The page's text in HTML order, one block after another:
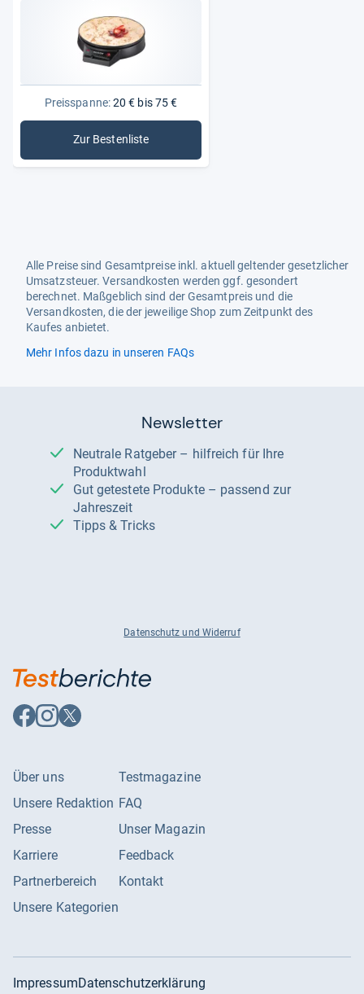
Preisspanne:20 € bis 75 €
Zur Bestenliste
: Crêpes-Maker
Alle Preise sind Gesamtpreise inkl. aktuell geltender gesetzlicher
Umsatzsteuer. Versandkosten werden ggf. gesondert
berechnet. Maßgeblich sind der Gesamtpreis und die
Versandkosten, die der jeweilige Shop zum Zeitpunkt des
Kaufes anbietet.
Mehr Infos dazu in unseren FAQs
Newsletter
Neutrale Ratgeber – hilfreich für Ihre
Produktwahl
Gut getestete Produkte – passend zur
Jahreszeit
Tipps & Tricks
Datenschutz und Widerruf
Auf
Facebook
Auf
Instagram
Auf
X
Über uns
Unsere Redaktion
Presse
Karriere
Partnerbereich
Unsere Kategorien
Testmagazine
FAQ
Unser Magazin
Feedback
Kontakt
ImpressumDatenschutzerklärung